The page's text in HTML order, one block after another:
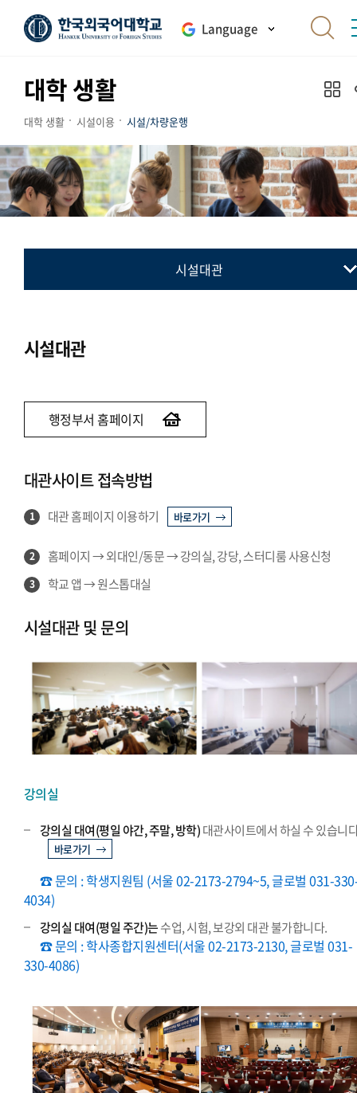
Language
대학 생활
대학 생활 시설이용 시설/차량운행
시설대관
시설대관
행정부서 홈페이지
대관사이트 접속방법
1 대관 홈페이지 이용하기 바로가기
2 홈페이지 → 외대인/동문 → 강의실, 강당, 스터디룸 사용신청
3 학교 앱 → 원스톱대실
시설대관 및 문의
강의실
강의실 대여(평일 야간, 주말, 방학)대관사이트에서 하실 수 있습니
바로가기
☎ 문의 : 학생지원팀 (서울 02-2173-2794~5, 글로벌 031-
4034)
강의실 대여(평일 주간)는수업, 시험, 보강외 대관 불가합니다.
☎ 문의 : 학사종합지원센터(서울 02-2173-2130, 글로벌 031-
330-4086)